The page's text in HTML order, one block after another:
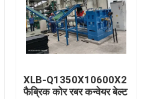
XLB-Q1350X10600X2
फैब्रिक कोर रबर कन्वेयर बेल्ट